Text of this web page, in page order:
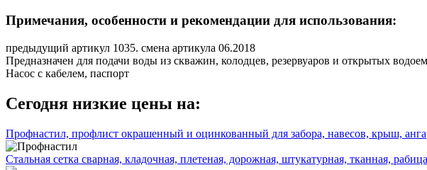
Примечания, особенности и рекомендации для использования:
предыдущий артикул 1035. смена артикула 06.2018
Предназначен для подачи воды из скважин, колодцев, резервуаров и открытых
Насос с кабелем, паспорт
Сегодня низкие цены на:
Профнастил, профлист окрашенный и оцинкованный для забора, навесов, крыш,
Стальная сетка сварная, кладочная, плетеная, дорожная, штукатурная, тканная,